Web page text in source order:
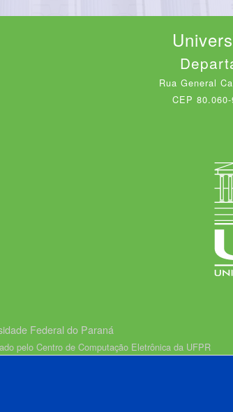
Rua General
CEP
Federal do Paraná
pelo Centro de Computação Eletrônica da UFPR